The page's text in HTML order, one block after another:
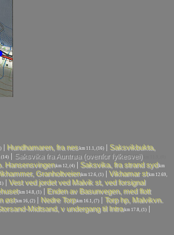
| Hundhamaren, fra neskm 11.1, (16) | Saksvikbukta,
(14) | Saksvika fra Auntrøa (ovenfor fylkesvei)km 11.9, (0)
Hansensvingenkm 12, (4) | Saksvika, fra strand syd km
Granholtveienkm 12.6, (1) | Vikhamar stkm 12.69,
| Vest ved jordet ved Malvik st, ved forsignal
km 14.8, (1) | Enden av Basunvegen, med flott
østkm 16, (2) | Nedre Torpkm 16.1, (7) | Torp hp, Malvikvn.
Midtsand, v undergang til Intrakm 17.8, (1) |